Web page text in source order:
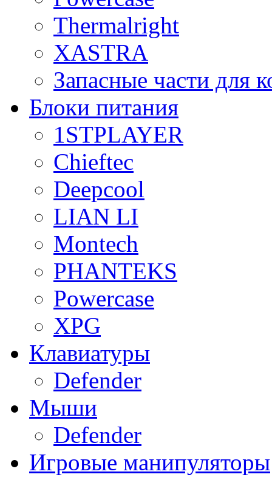
Thermalright
XASTRA
Запасные части для
Блоки питания
1STPLAYER
Chieftec
Deepcool
LIAN LI
Montech
PHANTEKS
Powercase
XPG
Клавиатуры
Defender
Мыши
Defender
Игровые манипуляторы